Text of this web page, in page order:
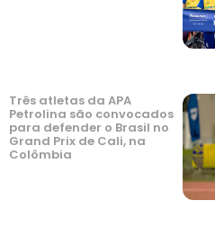
Três atletas da APA
Petrolina são convocados
para defender o Brasil no
Grand Prix de Cali, na
Colômbia